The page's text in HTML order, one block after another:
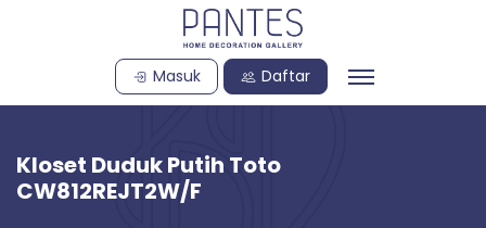
Masuk Daftar
Kloset Duduk Putih Toto
CW812REJT2W/F